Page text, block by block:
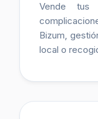
Vende tus
Bizum,
local o